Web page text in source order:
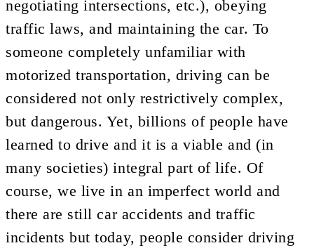
negotiating intersections, etc.), obeying
traffic laws, and maintaining the car. To
someone completely unfamiliar with
motorized transportation, driving can be
considered not only restrictively complex,
but dangerous. Yet, billions of people have
learned to drive and it is a viable and (in
many societies) integral part of life. Of
course, we live in an imperfect world and
there are still car accidents and traffic
incidents but today, people consider driving